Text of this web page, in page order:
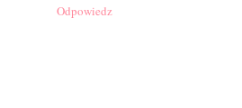
Odpowiedz